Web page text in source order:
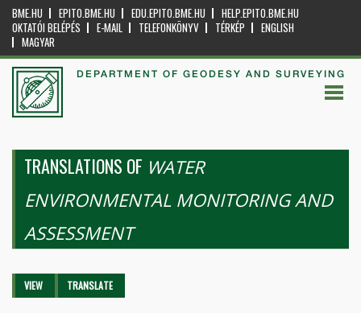
BME.HU EPITO.BME.HU EDU.EPITO.BME.HU
HELP.EPITO.BME.HU
OKTATÓI BELÉPÉS
E-MAIL TELEFONKÖNYV TÉRKÉP
ENGLISH
MAGYAR
DEPARTMENT OF GEODESY AND SURVEYING
TRANSLATIONS OF WATER
ENVIRONMENTAL MONITORING AND
ASSESSMENT
Primary tabs
VIEW TRANSLATE